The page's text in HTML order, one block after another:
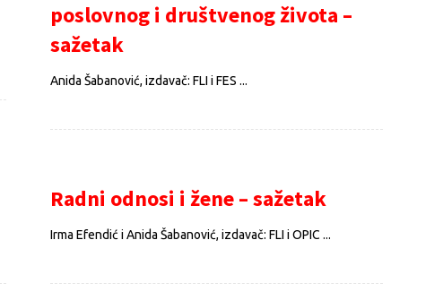
poslovnog i društvenog života –
sažetak
Anida Šabanović, izdavač: FLI i FES ...
Radni odnosi i žene – sažetak
Irma Efendić i Anida Šabanović, izdavač: FLI i OPIC ...